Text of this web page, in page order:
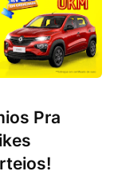
Pra